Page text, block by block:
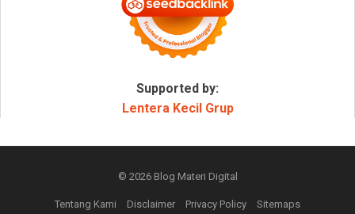
Supported by:
Lentera Kecil Grup
© 2026 Blog Materi Digital
Tentang Kami Disclaimer Privacy Policy Sitemaps